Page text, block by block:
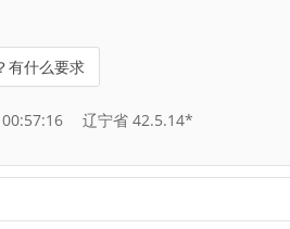
有什么要求
辽宁省 42.5.14*